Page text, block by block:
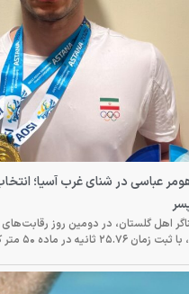
عباسی در شنای غرب آسیا؛ انتخاب
اهل گلستان، در دومین روز رقابت‌های
۵۰ متر کرال پشت به مدال طلا